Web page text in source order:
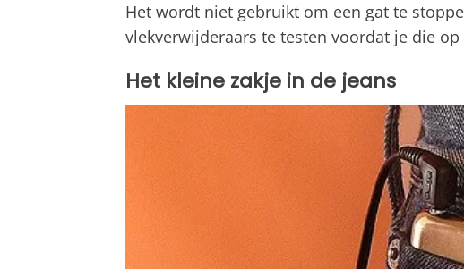
Het wordt niet gebruikt om een gat te
vlekverwijderaars te testen voordat je die
Het kleine zakje in de jeans